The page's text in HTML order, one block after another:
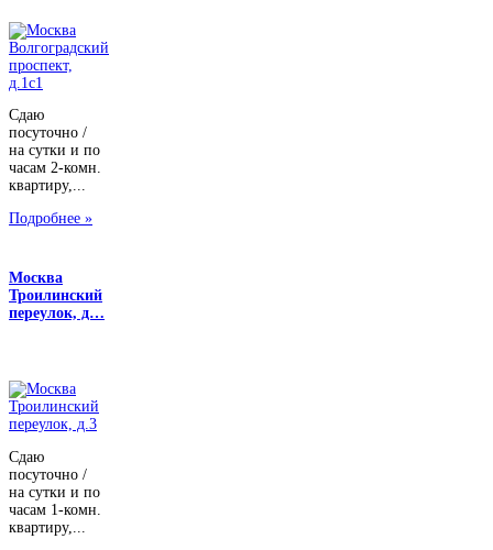
Сдаю
посуточно /
на сутки и по
часам 2-комн.
квартиру,...
Подробнее »
Москва
Троилинский
переулок, д…
Сдаю
посуточно /
на сутки и по
часам 1-комн.
квартиру,...